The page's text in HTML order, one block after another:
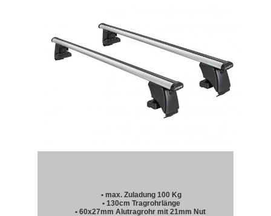
• max. Zuladung 100 Kg
• 130cm Tragrohrlänge
• 60x27mm Alutragrohr mit 21mm Nut